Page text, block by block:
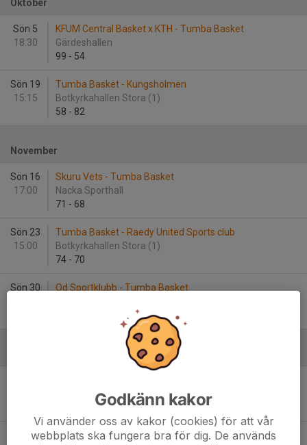
Oktober
Sön 5
18:30
KFUM Central Basket x KTH - Tumba Basket
Gärdeshallen
99 - 54
Sön 19
15:15
Tumba Basket - Kungsholmen
Botkyrkahallen Stora (1)
58 - 82
November
Sön 16
17:00
Skuru Vets - Tumba Basket
Nacka Sporthall
71 - 68
Sön 23
15:00
Tumba Basket - Raedy United Sports club
Botkyrkahallen Stora (1)
74 - 70
Sön 30
Od Sportklubb - Tumba Basket
Tenstahallen
Lör 13
Tumba Basket - Brynja RIFFS
Godkänn kakor
Vi använder oss av kakor (cookies) för att vår
webbplats ska fungera bra för dig. De används